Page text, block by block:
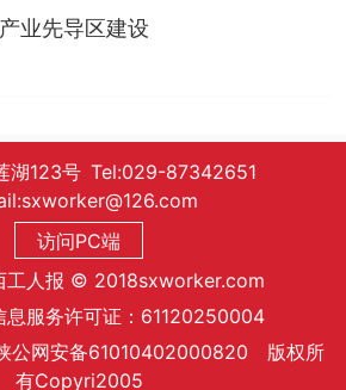
业先导区建设
湖123号 Tel:029-87342651
访问PC端
工人报 © 2018sxworker.com
息服务许可证：61120250004
公网安备61010402000820 版权所
有Copyri2005